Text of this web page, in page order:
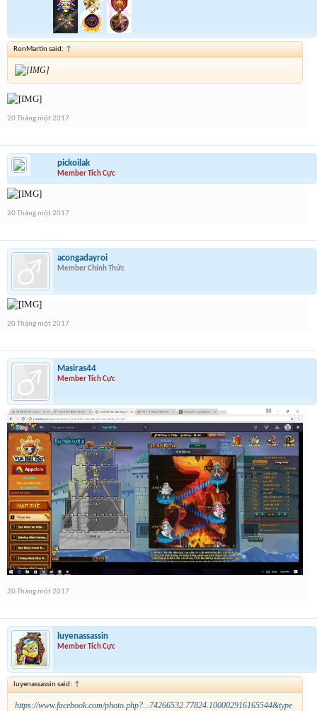
RonMartin said: ↑
20 Tháng một 2017
pickoilak
Member Tích Cực
20 Tháng một 2017
acongadayroi
Member Chính Thức
20 Tháng một 2017
Masiras44
Member Tích Cực
20 Tháng một 2017
luyenassassin
Member Tích Cực
luyenassassin said: ↑
https://www.facebook.com/photo.php?...74266532.77824.100002916165544&type